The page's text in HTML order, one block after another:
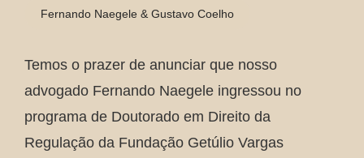
Fernando Naegele & Gustavo Coelho
Temos o prazer de anunciar que nosso
advogado Fernando Naegele ingressou no
programa de Doutorado em Direito da
Regulação da Fundação Getúlio Vargas